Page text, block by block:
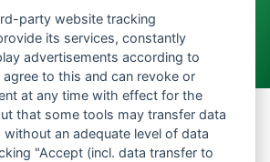
party website tracking
its services, constantly
advertisements according to
to this and can revoke or
at any time with effect for the
that some tools may transfer data
an adequate level of data
"Accept (incl. data transfer to